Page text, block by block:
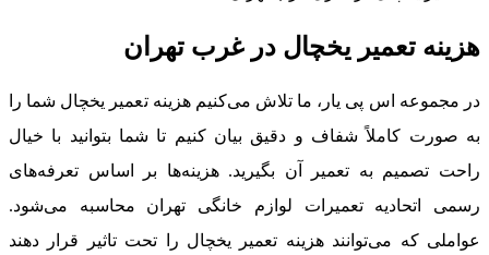
هزینه تعمیر یخچال در غرب تهران
در مجموعه اس پی یار، ما تلاش می‌کنیم هزینه تعمیر یخچال شما را
به صورت کاملاً شفاف و دقیق بیان کنیم تا شما بتوانید با خیال
راحت تصمیم به تعمیر آن بگیرید. هزینه‌ها بر اساس تعرفه‌های
رسمی اتحادیه تعمیرات لوازم خانگی تهران محاسبه می‌شود.
عواملی که می‌توانند هزینه تعمیر یخچال را تحت تاثیر قرار دهند